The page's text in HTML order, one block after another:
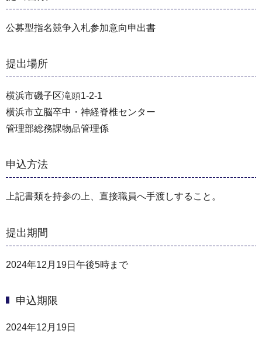
公募型指名競争入札参加意向申出書
提出場所
横浜市磯子区滝頭1-2-1
横浜市立脳卒中・神経脊椎センター
管理部総務課物品管理係
申込方法
上記書類を持参の上、直接職員へ手渡しすること。
提出期間
2024年12月19日午後5時まで
申込期限
2024年12月19日